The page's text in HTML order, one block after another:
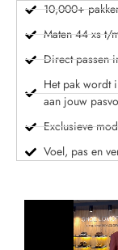
10,000+
Maten 44 xs t/
Direct passen
Het pak wordt
aan jouw
Exclusieve
Voel, pas en